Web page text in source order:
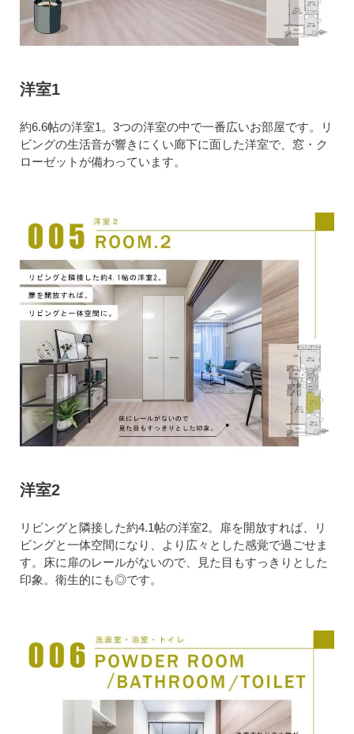
洋室1
約6.6帖の洋室1。3つの洋室の中で一番広いお部屋です。リ
ビングの生活音が響きにくい廊下に面した洋室で、窓・ク
ローゼットが備わっています。
洋室2
リビングと隣接した約4.1帖の洋室2。扉を開放すれば、リ
ビングと一体空間になり、より広々とした感覚で過ごせま
す。床に扉のレールがないので、見た目もすっきりとした
印象。衛生的にも◎です。